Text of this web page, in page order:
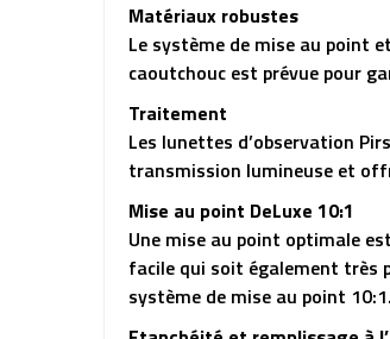
Matériaux robustes
Le système de mise au point
caoutchouc est prévue pour
Traitement
Les lunettes d’observation
transmission lumineuse et
Mise au point DeLuxe 10:1
Une mise au point optimale
facile qui soit également très
système de mise au point 10:1.